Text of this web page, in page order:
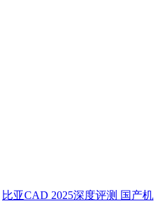
比亚CAD 2025深度评测 国产机